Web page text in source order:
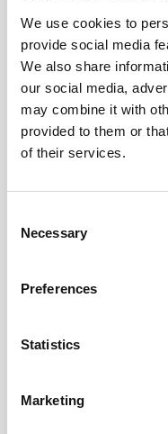
We use cookies to
provide social media
We also share
our social media,
may combine it with
provided to them or
of their services.
Selection
Necessary
Preferences
Statistics
Marketing
“Active citizenship
right”
DISABILITY ISSUES